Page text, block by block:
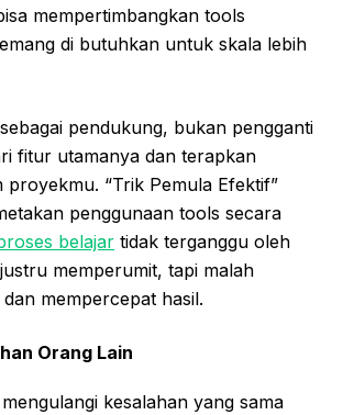
mempertimbangkan tools
di butuhkan untuk skala lebih
pendukung, bukan pengganti
fitur utamanya dan terapkan
proyekmu. “Trik Pemula Efektif”
penggunaan tools secara
belajar tidak terganggu oleh
memperumit, tapi malah
mempercepat hasil.
Orang Lain
kesalahan yang sama